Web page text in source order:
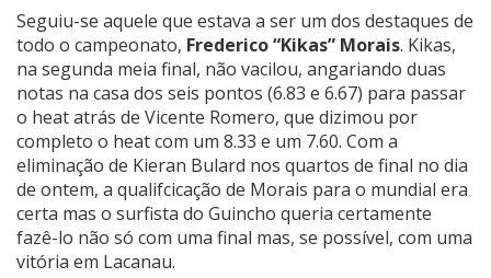
Seguiu-se aquele que estava a ser um dos destaques de
todo o campeonato, Frederico “Kikas” Morais. Kikas,
na segunda meia final, não vacilou, angariando duas
notas na casa dos seis pontos (6.83 e 6.67) para passar
o heat atrás de Vicente Romero, que dizimou por
completo o heat com um 8.33 e um 7.60. Com a
eliminação de Kieran Bulard nos quartos de final no dia
de ontem, a qualifcicação de Morais para o mundial era
certa mas o surfista do Guincho queria certamente
fazê-lo não só com uma final mas, se possível, com uma
vitória em Lacanau.